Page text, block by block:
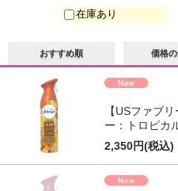
おすすめ順 価格
在庫あり
【USファブ
ー：トロピカ
2,350円(税込)